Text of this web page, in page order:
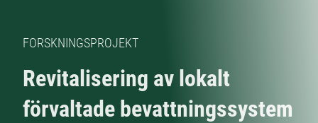
FORSKNINGSPROJEKT
Revitalisering av lokalt
förvaltade bevattningssystem